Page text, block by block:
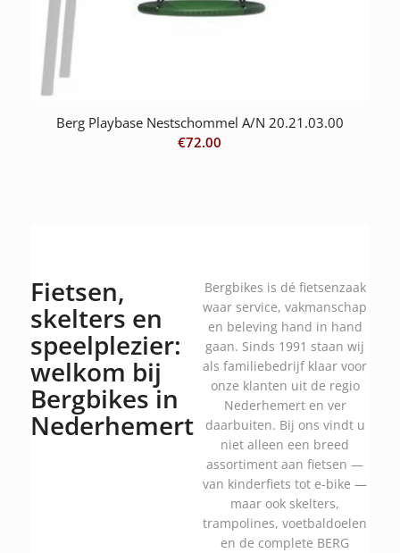
Berg Playbase Nestschommel A/N 20.21.03.00
€72.00
Fietsen,
skelters en
speelplezier:
welkom bij
Bergbikes in
Nederhemert
Bergbikes is dé fietsenzaak
waar service, vakmanschap
en beleving hand in hand
gaan. Sinds 1991 staan wij
als familiebedrijf klaar voor
onze klanten uit de regio
Nederhemert en ver
daarbuiten. Bij ons vindt u
niet alleen een breed
assortiment aan fietsen —
van kinderfiets tot e-bike —
maar ook skelters,
trampolines, voetbaldoelen
en de complete BERG